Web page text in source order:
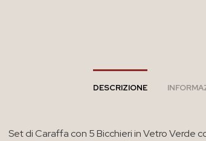
DESCRIZIONE
Set di Caraffa con 5 Bicchieri in Vetro Verde